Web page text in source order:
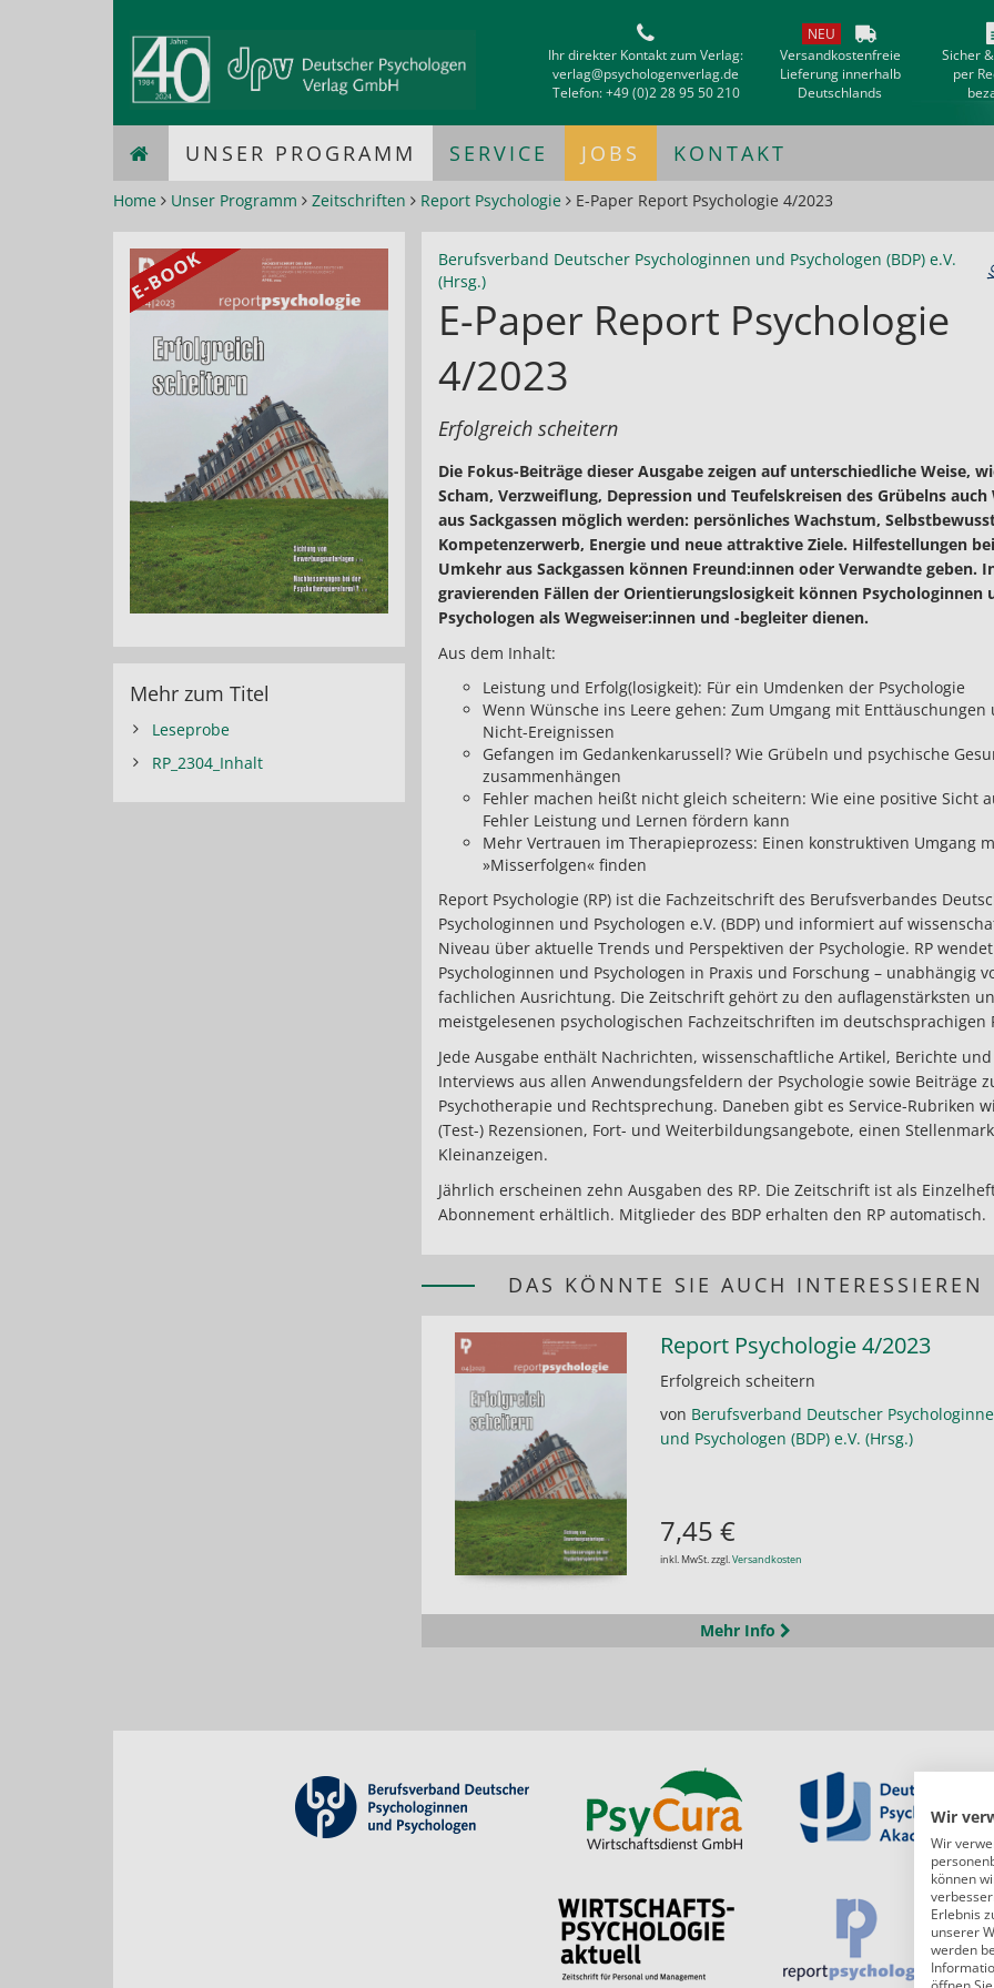
Ihr direkter Kontakt zum Verlag:
verlag@psychologenverlag.de
Telefon:+49 (0)2 28 95 50 210
NEU
Versandkostenfreie
Lieferung innerhalb
Deutschlands
Sicher
per
UNSER PROGRAMM SERVICE JOBS KONTAKT
Home Unser Programm Zeitschriften Report Psychologie E-Paper Report Psychologie 4/2023
Mehr zum Titel
Leseprobe
RP_2304_Inhalt
Berufsverband Deutscher Psychologinnen und Psychologen (BDP) e.V.
(Hrsg.)
E-Paper Report Psychologie
4/2023
Erfolgreich scheitern
Die Fokus-Beiträge dieser Ausgabe zeigen auf unterschiedliche Weise,
Scham, Verzweiflung, Depression und Teufelskreisen des Grübelns auch
aus Sackgassen möglich werden: persönliches Wachstum,
Kompetenzerwerb, Energie und neue attraktive Ziele. Hilfestellungen
Umkehr aus Sackgassen können Freund:innen oder Verwandte geben.
gravierenden Fällen der Orientierungslosigkeit können Psychologinnen
Psychologen als Wegweiser:innen und -begleiter dienen.
Aus dem Inhalt:
Leistung und Erfolg(losigkeit): Für ein Umdenken der Psychologie
Wenn Wünsche ins Leere gehen: Zum Umgang mit Enttäuschungen
Nicht-Ereignissen
Gefangen im Gedankenkarussell? Wie Grübeln und psychische
zusammenhängen
Fehler machen heißt nicht gleich scheitern: Wie eine positive Sicht
Fehler Leistung und Lernen fördern kann
Mehr Vertrauen im Therapieprozess: Einen konstruktiven Umgang
»Misserfolgen« finden
Report Psychologie (RP) ist die Fachzeitschrift des Berufsverbandes
Psychologinnen und Psychologen e.V. (BDP) und informiert auf
Niveau über aktuelle Trends und Perspektiven der Psychologie. RP
Psychologinnen und Psychologen in Praxis und Forschung – unabhängig
fachlichen Ausrichtung. Die Zeitschrift gehört zu den auflagenstärksten
meistgelesenen psychologischen Fachzeitschriften im deutschsprachigen
Jede Ausgabe enthält Nachrichten, wissenschaftliche Artikel, Berichte und
Interviews aus allen Anwendungsfeldern der Psychologie sowie Beiträge
Psychotherapie und Rechtsprechung. Daneben gibt es Service-Rubriken
(Test-) Rezensionen, Fort- und Weiterbildungsangebote, einen
Kleinanzeigen.
Jährlich erscheinen zehn Ausgaben des RP. Die Zeitschrift ist als
Abonnement erhältlich. Mitglieder des BDP erhalten den RP automatisch.
DAS KÖNNTE SIE AUCH INTERESSIEREN
Report Psychologie 4/2023
Erfolgreich scheitern
von Berufsverband Deutscher
und Psychologen (BDP) e.V. (Hrsg.)
7,45 €
inkl. MwSt. zzgl.Versandkosten
Mehr Info
Wir
Wir
können
Erlebnis
unserer
werden